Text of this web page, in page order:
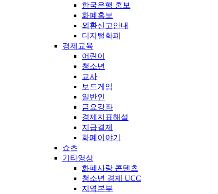
한국은행 홍보
화폐홍보
외환신고안내
디지털화폐
경제교육
어린이
청소년
교사
보드게임
일반인
금요강좌
경제지표해설
지급결제
화폐이야기
쇼츠
기타영상
화폐사랑 콘텐츠
청소년 경제 UCC
지역본부